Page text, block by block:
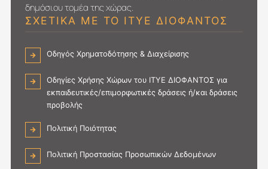
δημόσιου τομέα της χώρας.
ΣΧΕΤΙΚΑ ΜΕ ΤΟ ΙΤΥΕ ΔΙΟΦΑΝΤΟΣ
Οδηγός Χρηματοδότησης & Διαχείρισης
Οδηγίες Χρήσης Χώρων του ΙΤΥΕ ΔΙΟΦΑΝΤΟΣ για
εκπαιδευτικές/επιμορφωτικές δράσεις ή/και δράσεις
προβολής
Πολιτική Ποιότητας
Πολιτική Προστασίας Προσωπικών Δεδομένων